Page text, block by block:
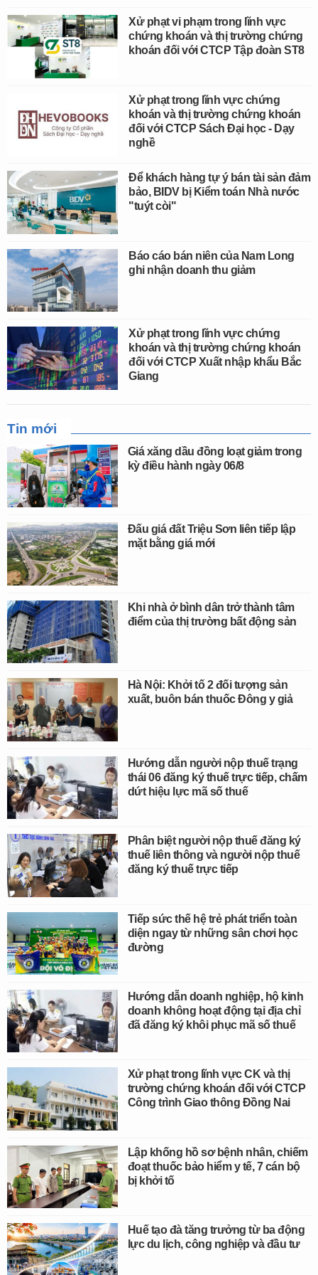
Xử phạt vi phạm trong lĩnh vực
chứng khoán và thị trường chứng
khoán đối với CTCP Tập đoàn ST8
Xử phạt trong lĩnh vực chứng
khoán và thị trường chứng khoán
đối với CTCP Sách Đại học - Dạy
nghề
Để khách hàng tự ý bán tài sản đảm
bảo, BIDV bị Kiểm toán Nhà nước
"tuýt còi"
Báo cáo bán niên của Nam Long
ghi nhận doanh thu giảm
Xử phạt trong lĩnh vực chứng
khoán và thị trường chứng khoán
đối với CTCP Xuất nhập khẩu Bắc
Giang
Tin mới
Giá xăng dầu đồng loạt giảm trong
kỳ điều hành ngày 06/8
Đấu giá đất Triệu Sơn liên tiếp lập
mặt bằng giá mới
Khi nhà ở bình dân trở thành tâm
điểm của thị trường bất động sản
Hà Nội: Khởi tố 2 đối tượng sản
xuất, buôn bán thuốc Đông y giả
Hướng dẫn người nộp thuế trạng
thái 06 đăng ký thuế trực tiếp, chấm
dứt hiệu lực mã số thuế
Phân biệt người nộp thuế đăng ký
thuế liên thông và người nộp thuế
đăng ký thuế trực tiếp
Tiếp sức thế hệ trẻ phát triển toàn
diện ngay từ những sân chơi học
đường
Hướng dẫn doanh nghiệp, hộ kinh
doanh không hoạt động tại địa chỉ
đã đăng ký khôi phục mã số thuế
Xử phạt trong lĩnh vực CK và thị
trường chứng khoán đối với CTCP
Công trình Giao thông Đồng Nai
Lập khống hồ sơ bệnh nhân, chiếm
đoạt thuốc bảo hiểm y tế, 7 cán bộ
bị khởi tố
Huế tạo đà tăng trưởng từ ba động
lực du lịch, công nghiệp và đầu tư